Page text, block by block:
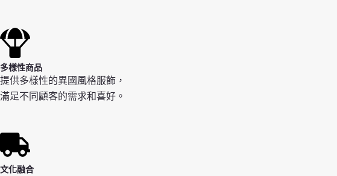
多樣性商品
提供多樣性的異國風格服飾，
滿足不同顧客的需求和喜好。
文化融合